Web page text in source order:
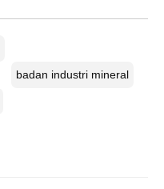
badan industri mineral